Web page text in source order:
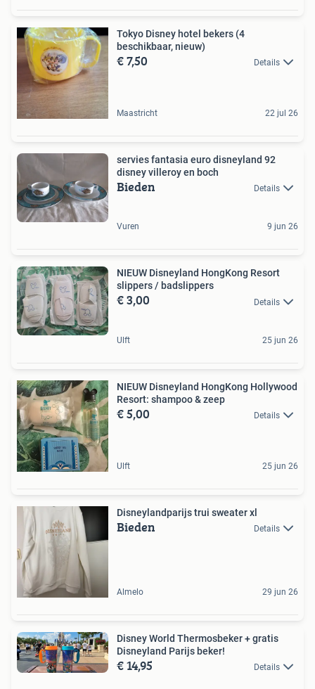
Tokyo Disney hotel bekers (4
beschikbaar, nieuw)
€ 7,50 Details
Maastricht 22 jul 26
servies fantasia euro disneyland 92
disney villeroy en boch
Bieden Details
Vuren 9 jun 26
NIEUW Disneyland HongKong Resort
slippers / badslippers
€ 3,00 Details
Ulft 25 jun 26
NIEUW Disneyland HongKong Hollywood
Resort: shampoo & zeep
€ 5,00 Details
Ulft 25 jun 26
Disneylandparijs trui sweater xl
Bieden Details
Almelo 29 jun 26
Disney World Thermosbeker + gratis
Disneyland Parijs beker!
€ 14,95 Details